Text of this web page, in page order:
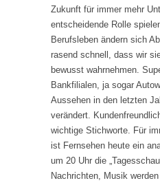
Zukunft für immer mehr
entscheidende Rolle
Berufsleben ändern sich
rasend schnell, dass wir
bewusst wahrnehmen.
Bankfilialen, ja sogar
Aussehen in den letzten
verändert.
wichtige Stichworte. Für
ist Fernsehen heute ein
um 20 Uhr die
Nachrichten, Musik